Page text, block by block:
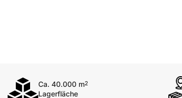
Ca. 40.000 m2
Lagerfläche